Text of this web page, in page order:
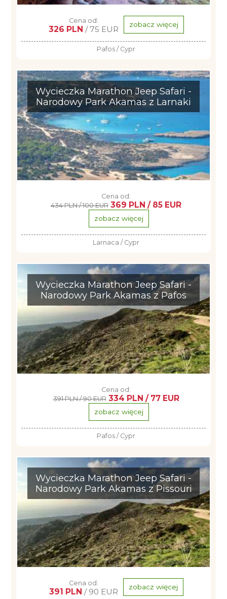
Cena od:
326 PLN / 75 EUR zobacz więcej
Pafos / Cypr
Wycieczka Marathon Jeep Safari -
Narodowy Park Akamas z Larnaki
Cena od:
434 PLN / 100 EUR 369 PLN / 85 EUR
zobacz więcej
Larnaca / Cypr
Wycieczka Marathon Jeep Safari -
Narodowy Park Akamas z Pafos
Cena od:
391 PLN / 90 EUR 334 PLN / 77 EUR
zobacz więcej
Pafos / Cypr
Wycieczka Marathon Jeep Safari -
Narodowy Park Akamas z Pissouri
Cena od:
391 PLN / 90 EUR zobacz więcej